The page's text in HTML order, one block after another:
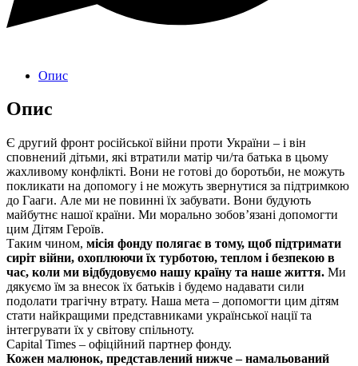
Опис
Опис
Є другий фронт російської війни проти України – і він
сповнений дітьми, які втратили матір чи/та батька в цьому
жахливому конфлікті. Вони не готові до боротьби, не можуть
покликати на допомогу і не можуть звернутися за підтримкою
до Гааги. Але ми не повинні їх забувати. Вони будують
майбутнє нашої країни. Ми морально зобов’язані допомогти
цим Дітям Героїв.
Таким чином, місія фонду полягає в тому, щоб підтримати
сиріт війни, охоплюючи їх турботою, теплом і безпекою в
час, коли ми відбудовуємо нашу країну та наше життя. Ми
дякуємо їм за внесок їх батьків і будемо надавати сили
подолати трагічну втрату. Наша мета – допомогти цим дітям
стати найкращими представниками української нації та
інтегрувати їх у світову спільноту.
Capital Times – офіційний партнер фонду.
Кожен малюнок, представлений нижче – намальований